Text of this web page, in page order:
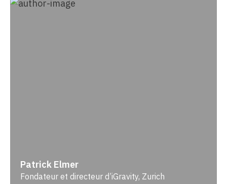
Patrick Elmer
Fondateur et directeur d’iGravity, Zurich